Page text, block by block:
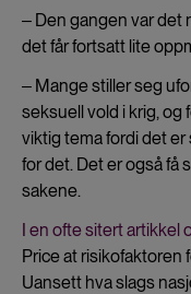
‒ Den gangen var det
det får fortsatt lite
‒ Mange stiller seg
seksuell vold i krig, og
viktig tema fordi det
for det. Det er også få
sakene.
I en ofte sitert artikkel
Price at risikofaktoren
Uansett hva slags